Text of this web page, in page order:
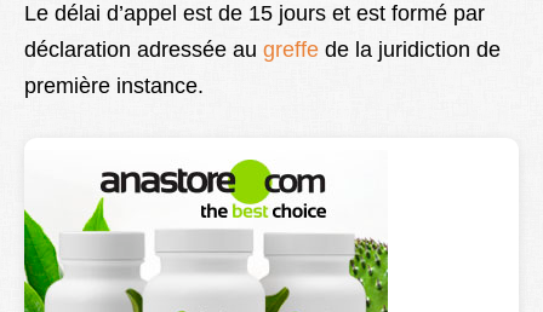
Le délai d’appel est de 15 jours et est formé par
déclaration adressée au greffe de la juridiction de
première instance.